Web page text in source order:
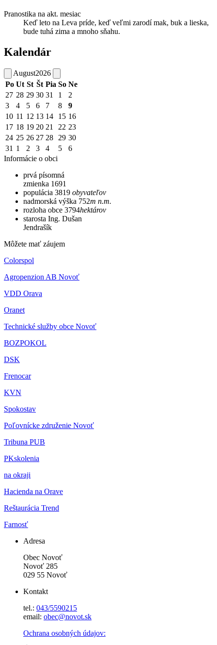
Pranostika na akt. mesiac
Keď leto na Leva príde, keď veľmi zarodí mak, buk a lieska,
bude tuhá zima a mnoho sňahu.
Kalendár
August2026
Po Ut St Št Pia So Ne
27 28 29 30 31 1
2
3
4 5 6 7 8
9
10 11 12 13 14 15 16
17 18 19 20 21 22 23
24 25 26 27 28 29 30
31 1 2 3 4 5
6
Informácie o obci
prvá písomná
zmienka 1691
populácia 3819 obyvateľov
nadmorská výška 752m n.m.
rozloha obce 3794hektárov
starosta Ing. Dušan
Jendrašík
Môžete mať záujem
Colorspol
Agropenzion AB Novoť
VDD Orava
Oranet
Technické služby obce Novoť
BOZPOKOL
DSK
Frenocar
KVN
Spokostav
Poľovnícke združenie Novoť
Tribuna PUB
PKskolenia
na okraji
Hacienda na Orave
Reštaurácia Trend
Farnosť
Adresa
Obec Novoť
Novoť 285
029 55 Novoť
Kontakt
tel.: 043/5590215
email: obec@novot.sk
Ochrana osobných údajov: